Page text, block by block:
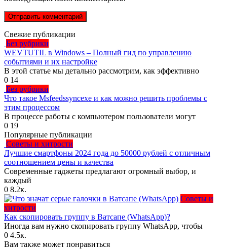
Свежие публикации
Без рубрики
WEVTUTIL в Windows – Полный гид по управлению
событиями и их настройке
В этой статье мы детально рассмотрим, как эффективно
0 14
Без рубрики
Что такое Msfeedssyncexe и как можно решить проблемы с
этим процессом
В процессе работы с компьютером пользователи могут
0 19
Популярные публикации
Советы и хитрости
Лучшие смартфоны 2024 года до 50000 рублей с отличным
соотношением цены и качества
Современные гаджеты предлагают огромный выбор, и
каждый
0 8.2к.
Советы и
хитрости
Как скопировать группу в Ватсапе (WhatsApp)?
Иногда вам нужно скопировать группу WhatsApp, чтобы
0 4.5к.
Вам также может понравиться